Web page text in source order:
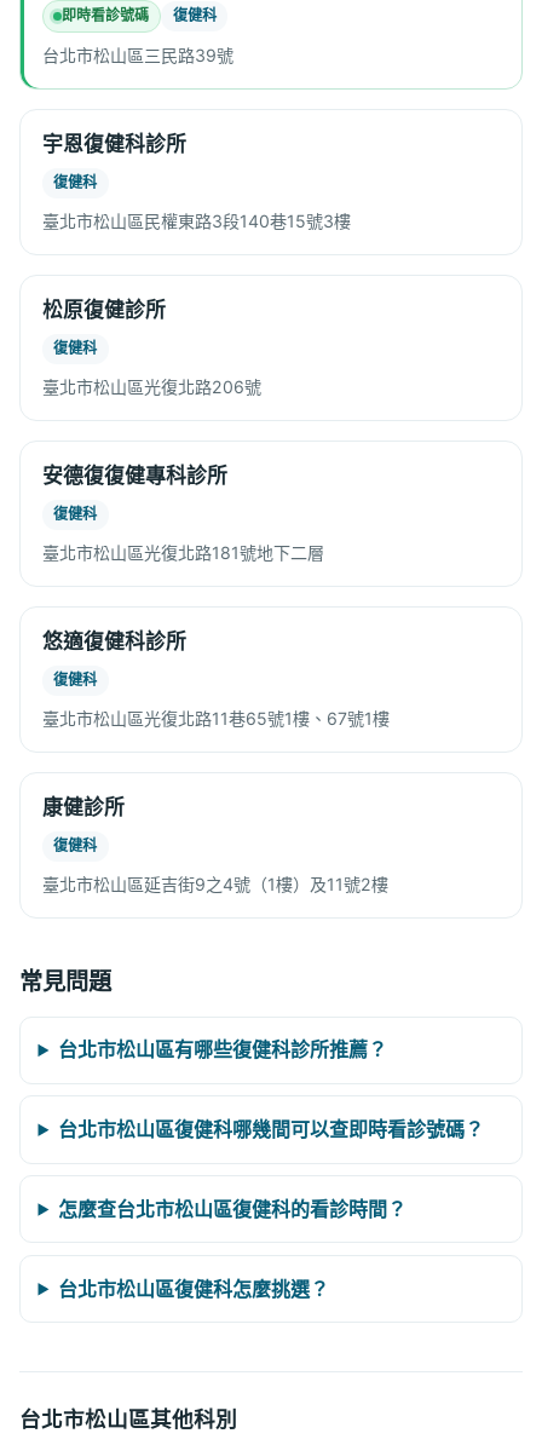
即時看診號碼 復健科
台北市松山區三民路39號
宇恩復健科診所
復健科
臺北市松山區民權東路3段140巷15號3樓
松原復健診所
復健科
臺北市松山區光復北路206號
安德復復健專科診所
復健科
臺北市松山區光復北路181號地下二層
悠適復健科診所
復健科
臺北市松山區光復北路11巷65號1樓、67號1樓
康健診所
復健科
臺北市松山區延吉街9之4號（1樓）及11號2樓
常見問題
台北市松山區有哪些復健科診所推薦？
台北市松山區復健科哪幾間可以查即時看診號碼？
怎麼查台北市松山區復健科的看診時間？
台北市松山區復健科怎麼挑選？
台北市松山區其他科別